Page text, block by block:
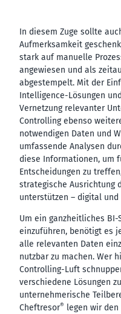
In diesem Zuge sollte
Aufmerksamkeit
stark auf manuelle
angewiesen und als
abgestempelt. Mit der
Intelligence-Lösungen
Vernetzung relevanter
Controlling ebenso
notwendigen Daten und
umfassende Analysen
diese Informationen, um
Entscheidungen zu
strategische Ausrichtung
unterstützen – digital
Um ein ganzheitliches
einzuführen, benötigt es
alle relevanten Daten
nutzbar zu machen. Wer
Controlling-Luft
verschiedene Lösungen
unternehmerische
Cheftresor® legen wir